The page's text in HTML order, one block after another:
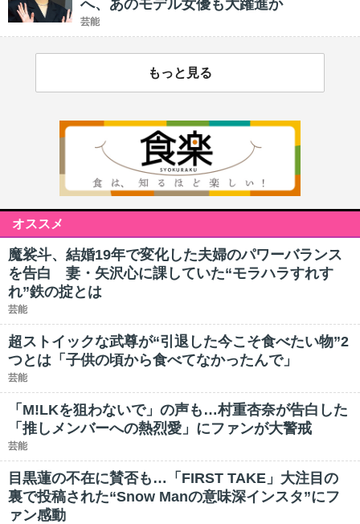
へ、あのモデル女優も大躍進か
芸能
もっと見る
オススメ
魔裟斗、結婚19年で変化した夫婦のパワーバランス
を告白 妻・矢沢心に課していた“モラハラすれす
れ”鉄の掟とは
芸能
超ストイックな武尊が“引退した今こそ食べたい物”2
つとは「子供の頃から食べてなかったんで」
芸能
「M!LKを狙わないで」の声も…村重杏奈が告白した
「推しメンバーへの熱烈愛」にファンが大警戒
芸能
目黒蓮の不在に賛否も…「FIRST TAKE」大注目の
裏で投稿された“Snow Manの意味深インスタ”にフ
ァン感動